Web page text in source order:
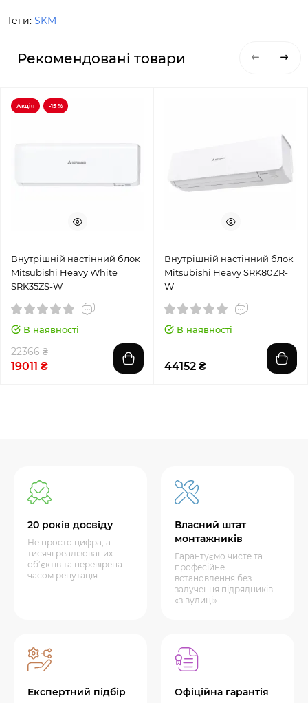
Теги: SKM
Рекомендовані товари
Акція -15 %
Внутрішній настінний блок
Mitsubishi Heavy White
SRK35ZS-W
В наявності
22366 ₴
19011 ₴
Внутрішній настінний блок
Mitsubishi Heavy SRK80ZR-
W
В наявності
44152 ₴
20 років досвіду
Не просто цифра, а
тисячі реалізованих
об’єктів та перевірена
часом репутація.
Власний штат
монтажників
Гарантуємо чисте та
професійне
встановлення без
залучення підрядників
«з вулиці»
Експертний підбір Офіційна гарантія